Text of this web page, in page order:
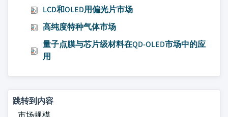
LCD和OLED用偏光片市场
高纯度特种气体市场
量子点膜与芯片级材料在QD-OLED市场中的应
用
跳转到内容